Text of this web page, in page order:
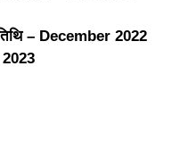
– December 2022
2023